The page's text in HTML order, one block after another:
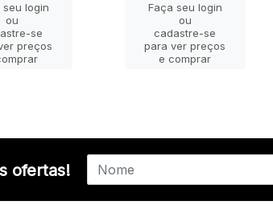
seu login
ou
se
preços
Faça seu login
ou
cadastre-se
para ver preços
e comprar
ofertas!